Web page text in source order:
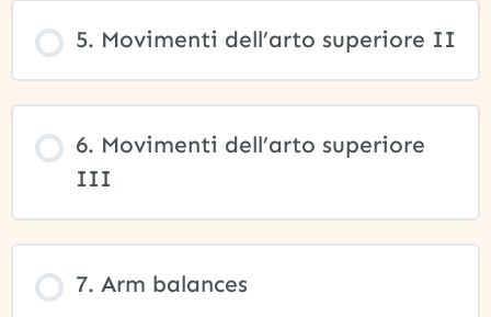
5. Movimenti dell’arto superiore II
6. Movimenti dell’arto superiore
III
7. Arm balances